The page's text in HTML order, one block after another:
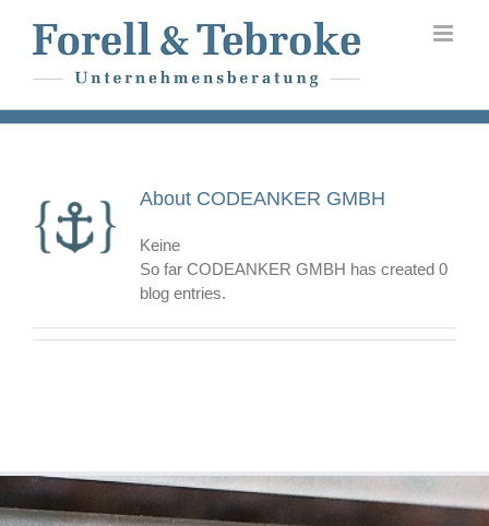
content
About CODEANKER GMBH
Keine
So far CODEANKER GMBH has created 0
blog entries.